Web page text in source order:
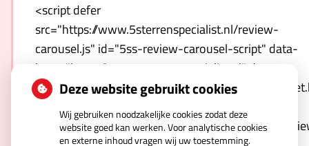
<script defer
src="https://www.5sterrenspecialist.nl/review-
carousel.js" id="5ss-review-carousel-script" data-
host="https://www.5sterrenspecialist.nl" data-
template="https://www.5sterrenspecialist.nl/
hash=qnwZULNO1T-
Deze website gebruikt cookies
Wij gebruiken noodzakelijke cookies zodat deze
website goed kan werken. Voor analytische cookies
en externe inhoud vragen wij uw toestemming.